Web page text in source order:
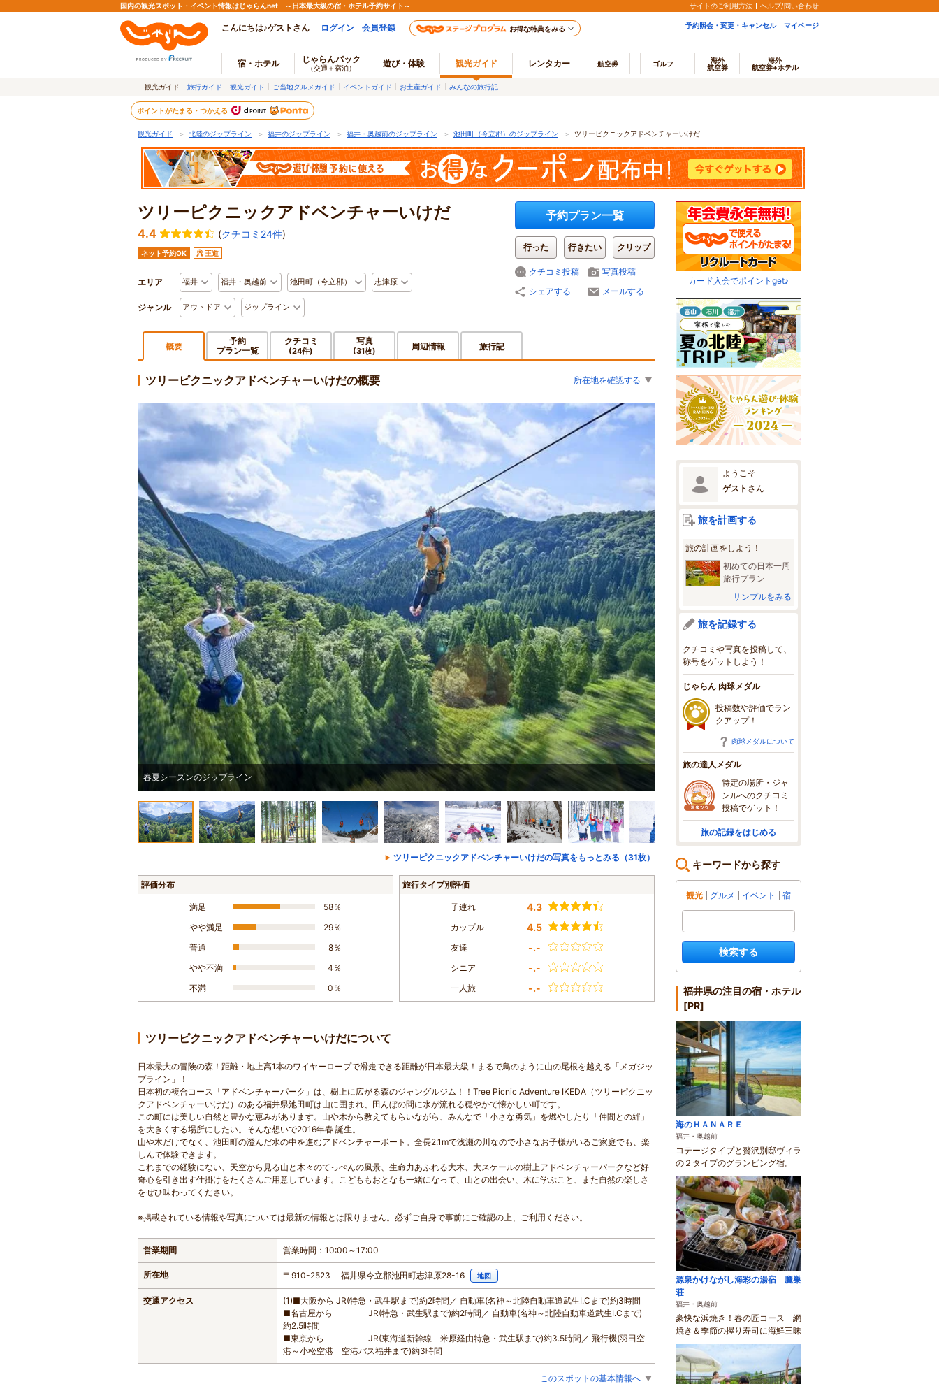
国内の観光スポット・イベント情報はじゃらんnet ～日本最大級の宿・ホテル予約サイト～ サイトのご利用方法 ヘルプ/問い合わせ
こんにちは♪ゲストさん ログイン 会員登録 お得な特典をみる 予約照会・変更・キャンセル マイページ
宿・ホテル じゃらんパック
（交通＋宿泊） 遊び・体験 観光ガイド レンタカー 航空券 ゴルフ
海外
航空券
海外
航空券+ホテル
観光ガイド 旅行ガイド 観光ガイド ご当地グルメガイド イベントガイド お土産ガイド みんなの旅行記
ポイントがたまる・つかえる
観光ガイド ＞ 北陸のジップライン ＞ 福井のジップライン ＞ 福井・奥越前のジップライン ＞ 池田町（今立郡）のジップライン ＞ ツリーピクニックアドベンチャーいけだ
ツリーピクニックアドベンチャーいけだ
4.4 (クチコミ24件)
ネット予約OK 王道
エリア 福井 福井・奥越前 池田町（今立郡） 志津原
ジャンル アウトドア ジップライン
予約プラン一覧
行った 行きたい クリップ
クチコミ投稿
写真投稿
シェアする
メールする
概要
予約
プラン一覧
クチコミ
(24件)
写真
(31枚) 周辺情報 旅行記
ツリーピクニックアドベンチャーいけだの概要 所在地を確認する
春夏シーズンのジップライン 春夏シーズンのジップライン
ツリーピクニックアドベンチャーいけだの写真をもっとみる（31枚）
評価分布
満足
58％
やや満足
29％
普通
8％
やや不満
4％
不満
0％
旅行タイプ別評価
子連れ 4.3
カップル 4.5
友達 -.-
シニア -.-
一人旅 -.-
ツリーピクニックアドベンチャーいけだについて
日本最大の冒険の森！距離・地上高1本のワイヤーロープで滑走できる距離が日本最大級！まるで鳥のように山の尾根を越える「メガジッ
プライン」！
日本初の複合コース「アドベンチャーパーク」は、樹上に広がる森のジャングルジム！！Tree Picnic Adventure IKEDA（ツリーピクニッ
クアドベンチャーいけだ）のある福井県池田町は山に囲まれ、田んぼの間に水が流れる穏やかで懐かしい町です。
この町には美しい自然と豊かな恵みがあります。山や木から教えてもらいながら、みんなで「小さな勇気」を燃やしたり「仲間との絆」
を大きくする場所にしたい。そんな想いで2016年春 誕生。
山や木だけでなく、池田町の澄んだ水の中を進むアドベンチャーボート。全長2.1mで浅瀬の川なので小さなお子様がいるご家庭でも、楽
しんで体験できます。
これまでの経験にない、天空から見る山と木々のてっぺんの風景、生命力あふれる大木、大スケールの樹上アドベンチャーパークなど好
奇心を引き出す仕掛けをたくさんご用意しています。こどももおとなも一緒になって、山との出会い、木に学ぶこと、また自然の楽しさ
をぜひ味わってください。
※掲載されている情報や写真については最新の情報とは限りません。必ずご自身で事前にご確認の上、ご利用ください。
営業期間 営業時間：10:00～17:00
所在地 〒910-2523 福井県今立郡池田町志津原28-16 地図
交通アクセス
(1)■大阪から JR(特急・武生駅まで)約2時間／ 自動車(名神～北陸自動車道武生I.Cまで)約3時間
■名古屋から JR(特急・武生駅まで)約2時間／ 自動車(名神～北陸自動車道武生I.Cまで)
約2.5時間
■東京から JR(東海道新幹線 米原経由特急・武生駅まで)約3.5時間／ 飛行機(羽田空
港～小松空港 空港バス福井まで)約3時間
このスポットの基本情報へ
カード入会でポイントget♪
ようこそ
ゲスト さん
旅を計画する
旅の計画をしよう！
初めての日本一周
旅行プラン
サンプルをみる
旅を記録する
クチコミや写真を投稿して、
称号をゲットしよう！
じゃらん 肉球メダル
投稿数や評価でラン
クアップ！
肉球メダルについて
旅の達人メダル
特定の場所・ジャ
ンルへのクチコミ
投稿でゲット！
旅の記録をはじめる
キーワードから探す
観光 グルメ イベント 宿
検索する
福井県の注目の宿・ホテル
[PR]
海のＨＡＮＡＲＥ
福井・奥越前
コテージタイプと贅沢別邸ヴィラ
の２タイプのグランピング宿。
源泉かけながし海彩の湯宿 鷹巣
荘
福井・奥越前
豪快な浜焼き！春の匠コース 網
焼き＆季節の握り寿司に海鮮三昧